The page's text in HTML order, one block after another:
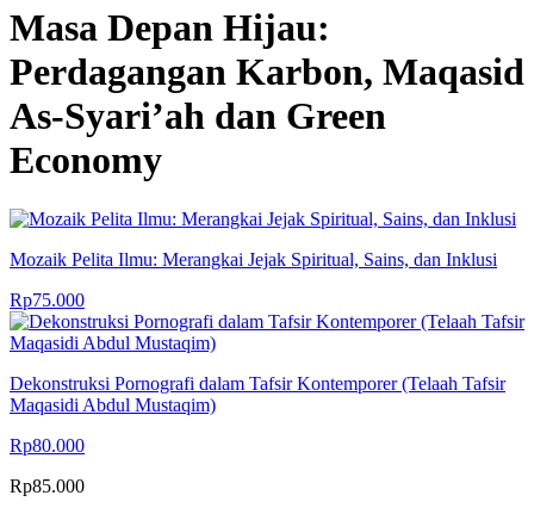
Masa Depan Hijau:
Perdagangan Karbon, Maqasid
As-Syari’ah dan Green
Economy
Mozaik Pelita Ilmu: Merangkai Jejak Spiritual, Sains, dan Inklusi
Rp75.000
Dekonstruksi Pornografi dalam Tafsir Kontemporer (Telaah Tafsir
Maqasidi Abdul Mustaqim)
Rp80.000
Rp85.000